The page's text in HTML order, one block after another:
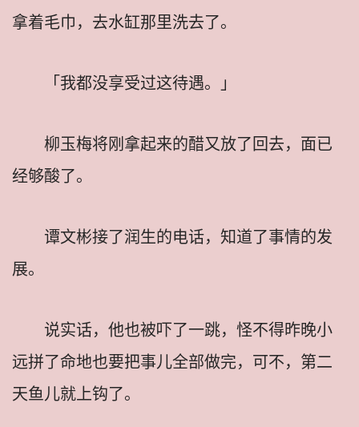
拿着毛巾，去水缸那里洗去了。
「我都没享受过这待遇。」
柳玉梅将刚拿起来的醋又放了回去，面已
经够酸了。
谭文彬接了润生的电话，知道了事情的发
展。
说实话，他也被吓了一跳，怪不得昨晚小
远拼了命地也要把事儿全部做完，可不，第二
天鱼儿就上钩了。